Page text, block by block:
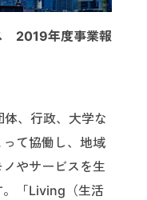
2019年度事業報
、行政、大学な
て協働し、地域
やサービスを生
。「Living（生活